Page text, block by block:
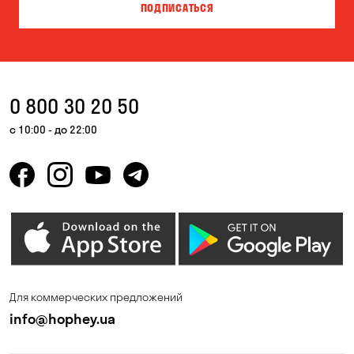
Горишние Плавни
Елизаветовка Зазимье
Калиновка
ПОДПИСАТЬСЯ
0 800 30 20 50
с 10:00 - до 22:00
Для коммерческих предложений
info@hophey.ua